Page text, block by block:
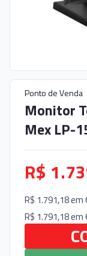
Ponto de Venda
Monitor
Mex LP-
R$
R$ 1.791,18 em
R$ 1.791,18 em
Quantidade